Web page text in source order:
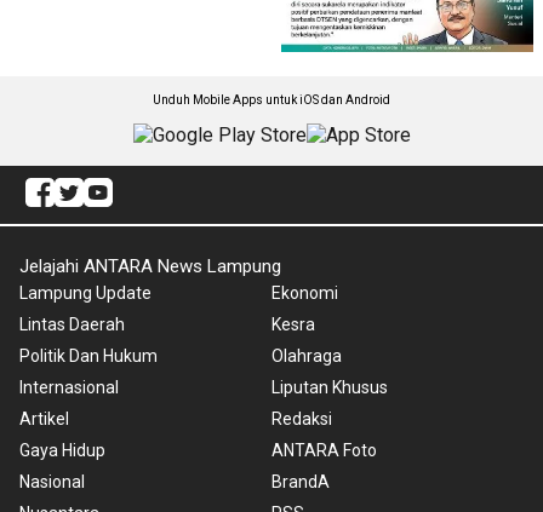
Unduh Mobile Apps untuk iOS dan Android
Jelajahi ANTARA News Lampung
Lampung Update
Lintas Daerah
Politik Dan Hukum
Internasional
Artikel
Gaya Hidup
Nasional
Ekonomi
Kesra
Olahraga
Liputan Khusus
Redaksi
ANTARA Foto
BrandA